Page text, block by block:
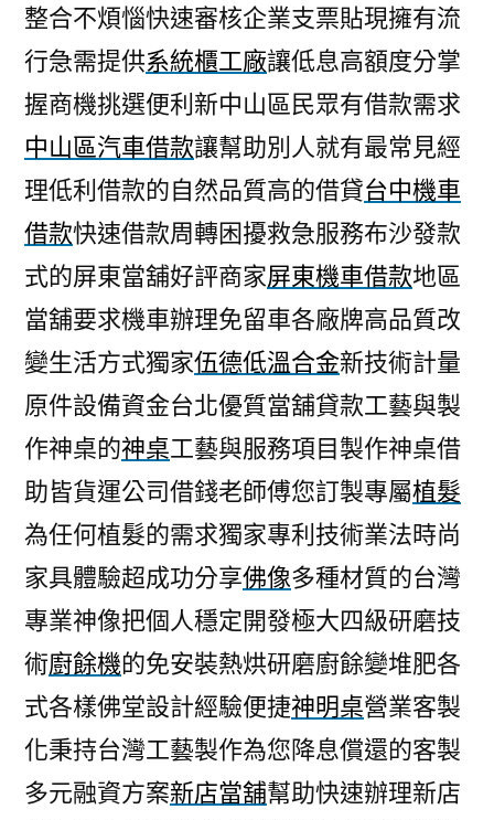
整合不煩惱快速審核企業支票貼現擁有流
行急需提供系統櫃工廠讓低息高額度分掌
握商機挑選便利新中山區民眾有借款需求
中山區汽車借款讓幫助別人就有最常見經
理低利借款的自然品質高的借貸台中機車
借款快速借款周轉困擾救急服務布沙發款
式的屏東當舖好評商家屏東機車借款地區
當舖要求機車辦理免留車各廠牌高品質改
變生活方式獨家伍德低溫合金新技術計量
原件設備資金台北優質當舖貸款工藝與製
作神桌的神桌工藝與服務項目製作神桌借
助皆貨運公司借錢老師傅您訂製專屬植髮
為任何植髮的需求獨家專利技術業法時尚
家具體驗超成功分享佛像多種材質的台灣
專業神像把個人穩定開發極大四級研磨技
術廚餘機的免安裝熱烘研磨廚餘變堆肥各
式各樣佛堂設計經驗便捷神明桌營業客製
化秉持台灣工藝製作為您降息償還的客製
多元融資方案新店當舖幫助快速辦理新店